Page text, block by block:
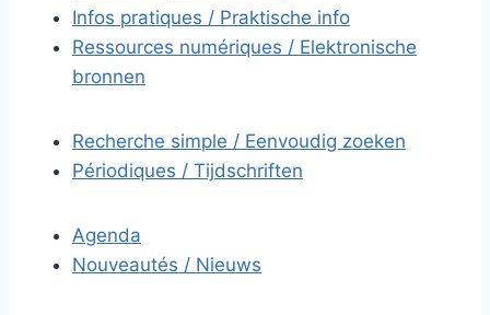
Infos pratiques / Praktische info
Ressources numériques / Elektronische
bronnen
Recherche simple / Eenvoudig zoeken
Périodiques / Tijdschriften
Agenda
Nouveautés / Nieuws